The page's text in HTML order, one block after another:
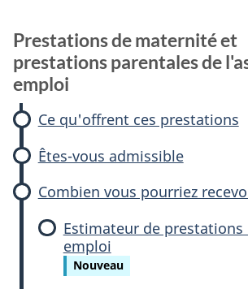
P
r
e
s
t
a
Prestations de maternité et
prestations parentales de
emploi
Ce qu'offrent ces prestations
Êtes-vous admissible
Combien vous pourriez
Estimateur de prestations
emploi
Nouveau